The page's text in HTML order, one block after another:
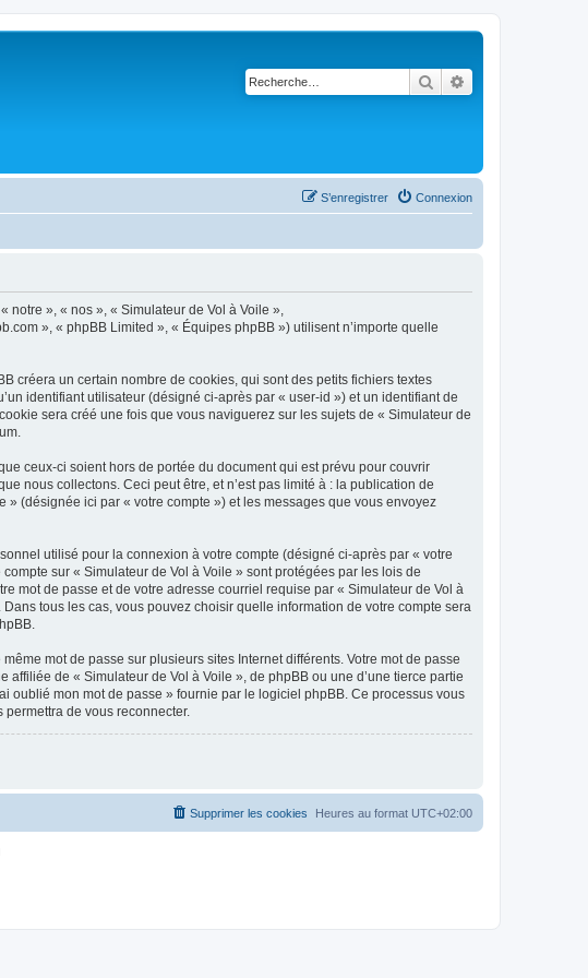
Rechercher
Connexion
S’enregistrer
notre », « nos », « Simulateur de Vol à Voile »,
», « phpBB Limited », « Équipes phpBB ») utilisent n’importe quelle
créera un certain nombre de cookies, qui sont des petits fichiers textes
identifiant utilisateur (désigné ci-après par « user-id ») et un identifiant de
sera créé une fois que vous naviguerez sur les sujets de « Simulateur de
ceux-ci soient hors de portée du document qui est prévu pour couvrir
nous collectons. Ceci peut être, et n’est pas limité à : la publication de
» (désignée ici par « votre compte ») et les messages que vous envoyez
utilisé pour la connexion à votre compte (désigné ci-après par « votre
sur « Simulateur de Vol à Voile » sont protégées par les lois de
mot de passe et de votre adresse courriel requise par « Simulateur de Vol à
tous les cas, vous pouvez choisir quelle information de votre compte sera
mot de passe sur plusieurs sites Internet différents. Votre mot de passe
de « Simulateur de Vol à Voile », de phpBB ou une d’une tierce partie
oublié mon mot de passe » fournie par le logiciel phpBB. Ce processus vous
de vous reconnecter.
Heures au format UTC+02:00
Supprimer les cookies